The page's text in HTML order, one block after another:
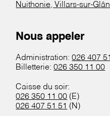
Nuithonie, Villars-sur-
Nous appeler
Administration:026 407
Billetterie:026 350 11 00
Caisse du soir:
026 350 11 00 (E)
026 407 51 51 (N)